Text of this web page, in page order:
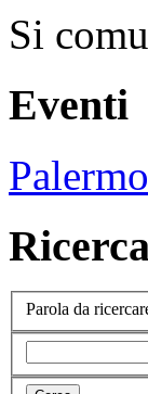
Si
Eventi
Parola da